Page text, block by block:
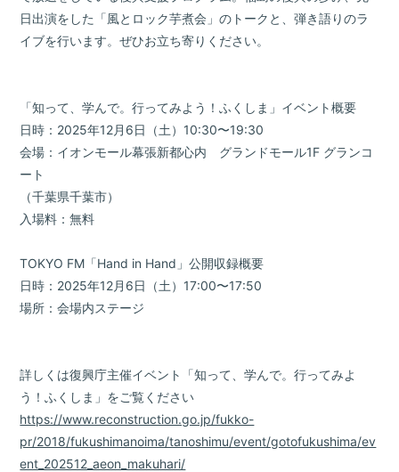
会員登録 ログイン
日出演をした「風とロック芋煮会」のトークと、弾き語りのラ
イブを行います。ぜひお立ち寄りください。
「知って、学んで。行ってみよう！ふくしま」イベント概要
日時：2025年12月6日（土）10:30〜19:30
会場：イオンモール幕張新都心内 グランドモール1F グランコ
ート
（千葉県千葉市）
入場料：無料
TOKYO FM「Hand in Hand」公開収録概要
日時：2025年12月6日（土）17:00〜17:50
場所：会場内ステージ
詳しくは復興庁主催イベント「知って、学んで。行ってみよ
う！ふくしま」をご覧ください
https://www.reconstruction.go.jp/fukko-
pr/2018/fukushimanoima/tanoshimu/event/gotofukushima/ev
ent_202512_aeon_makuhari/